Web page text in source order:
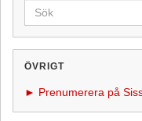
Search for:
ÖVRIGT
► Prenumerera på